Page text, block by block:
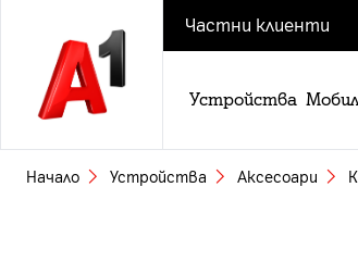
Частни клиенти
Устройства
Начало Устройства Аксесоари